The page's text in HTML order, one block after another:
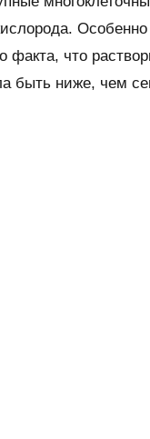
Особенно
факта, что
быть ниже, чем